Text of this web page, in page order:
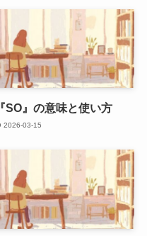
『SO』の意味と使い方
2026-03-15